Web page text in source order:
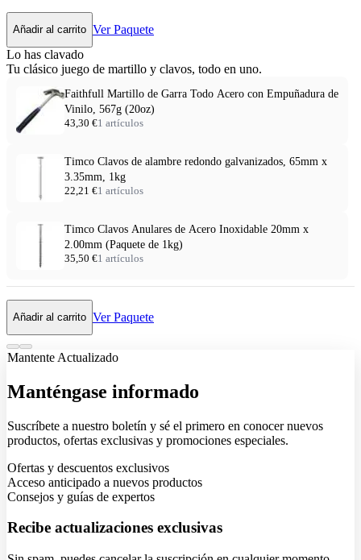
Añadir al carrito Ver Paquete
Lo has clavado
Tu clásico juego de martillo y clavos, todo en uno.
Faithfull Martillo de Garra Todo Acero con Empuñadura de
Vinilo, 567g (20oz)
43,30 €1 artículos
Timco Clavos de alambre redondo galvanizados, 65mm x
3.35mm, 1kg
22,21 €1 artículos
Timco Clavos Anulares de Acero Inoxidable 20mm x
2.00mm (Paquete de 1kg)
35,50 €1 artículos
Añadir al carrito Ver Paquete
Mantente Actualizado
Manténgase informado
Suscríbete a nuestro boletín y sé el primero en conocer nuevos
productos, ofertas exclusivas y promociones especiales.
Ofertas y descuentos exclusivos
Acceso anticipado a nuevos productos
Consejos y guías de expertos
Recibe actualizaciones exclusivas